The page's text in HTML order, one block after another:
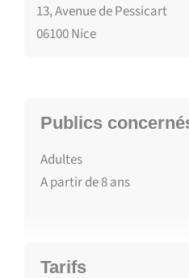
13, Avenue de Pessicart
06100 Nice
Publics
Adultes
A partir de8ans
Tarifs